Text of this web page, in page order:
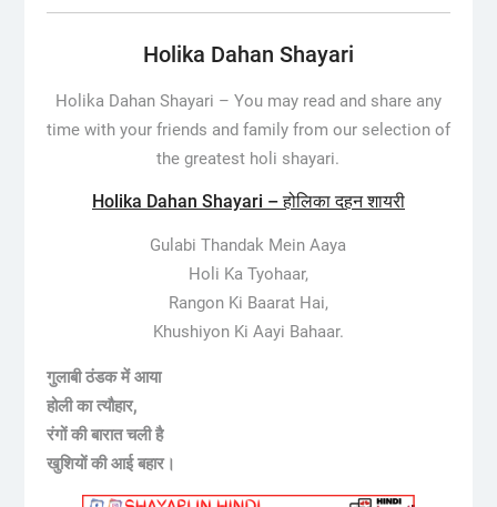
Holika Dahan Shayari
Holika Dahan Shayari – You may read and share any
time with your friends and family from our selection of
the greatest holi shayari.
Holika Dahan Shayari – होलिका दहन शायरी
Gulabi Thandak Mein Aaya
Holi Ka Tyohaar,
Rangon Ki Baarat Hai,
Khushiyon Ki Aayi Bahaar.
गुलाबी ठंडक में आया
होली का त्यौहार,
रंगों की बारात चली है
खुशियों की आई बहार।